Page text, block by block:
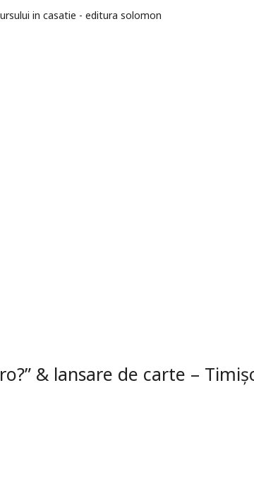
& lansare de carte –